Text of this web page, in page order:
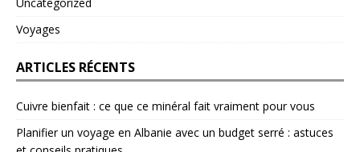
Voyages
ARTICLES RÉCENTS
Cuivre bienfait : ce que ce minéral fait vraiment pour vous
Planifier un voyage en Albanie avec un budget serré : astuces